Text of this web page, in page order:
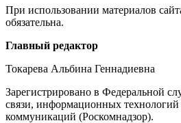
При использовании материалов
обязательна.
Редакция
Главный редактор
Токарева Альбина Геннадиевна
Зарегистрировано в Федеральной
связи, информационных
коммуникаций (Роскомнадзор).